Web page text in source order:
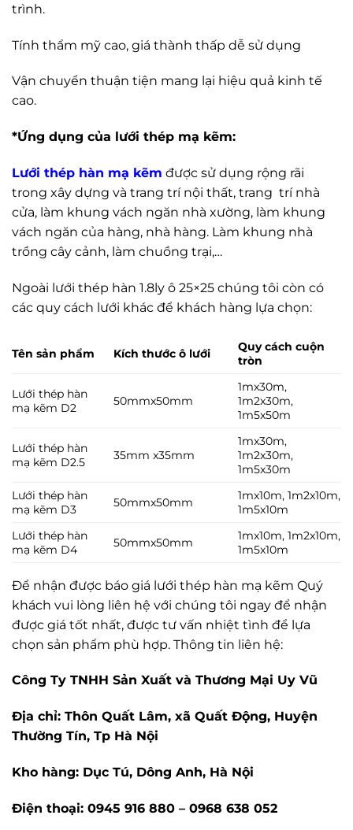
trình.
Tính thẩm mỹ cao, giá thành thấp dễ sử dụng
Vận chuyển thuận tiện mang lại hiệu quả kinh tế
cao.
*Ứng dụng của lưới thép mạ kẽm:
Lưới thép hàn mạ kẽm được sử dụng rộng rãi
trong xây dựng và trang trí nội thất, trang trí nhà
cửa, làm khung vách ngăn nhà xường, làm khung
vách ngăn của hàng, nhà hàng. Làm khung nhà
trồng cây cảnh, làm chuồng trại,…
Ngoài lưới thép hàn 1.8ly ô 25×25 chúng tôi còn có
các quy cách lưới khác để khách hàng lựa chọn:
Tên sản phẩm Kích thước ô lưới
Quy cách cuộn
tròn
Lưới thép hàn
mạ kẽm D2
50mmx50mm
1mx30m,
1m2x30m,
1m5x50m
Lưới thép hàn
mạ kẽm D2.5
35mm x35mm
1mx30m,
1m2x30m,
1m5x30m
Lưới thép hàn
mạ kẽm D3
50mmx50mm
1mx10m, 1m2x10m,
1m5x10m
Lưới thép hàn
mạ kẽm D4
50mmx50mm
1mx10m, 1m2x10m,
1m5x10m
Để nhận được báo giá lưới thép hàn mạ kẽm Quý
khách vui lòng liên hệ với chúng tôi ngay để nhận
được giá tốt nhất, được tư vấn nhiệt tình để lựa
chọn sản phẩm phù hợp. Thông tin liên hệ:
Công Ty TNHH Sản Xuất và Thương Mại Uy Vũ
Địa chỉ: Thôn Quất Lâm, xã Quất Động, Huyện
Thường Tín, Tp Hà Nội
Kho hàng: Dục Tú, Dông Anh, Hà Nội
Điện thoại: 0945 916 880 – 0968 638 052